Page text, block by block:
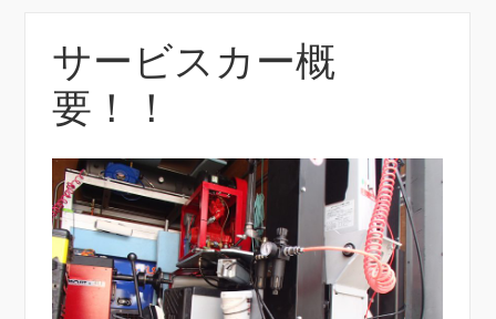
サービスカー概
要！！